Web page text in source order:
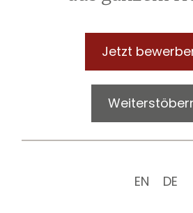
Jetzt
EN DE